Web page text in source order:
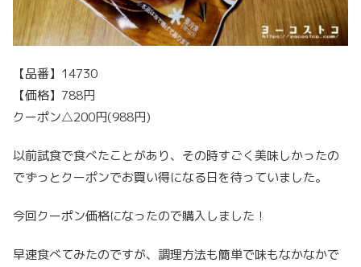
【品番】14730
【価格】788円
クーポン△200円(988円)
以前試食で食べたことがあり、その時すごく美味しかったの
でずっとクーポンでお買い得になる日を待っていました。
今回クーポン価格になったので購入しました！
早速食べてみたのですが、調理方法も簡単で味もなかなかで